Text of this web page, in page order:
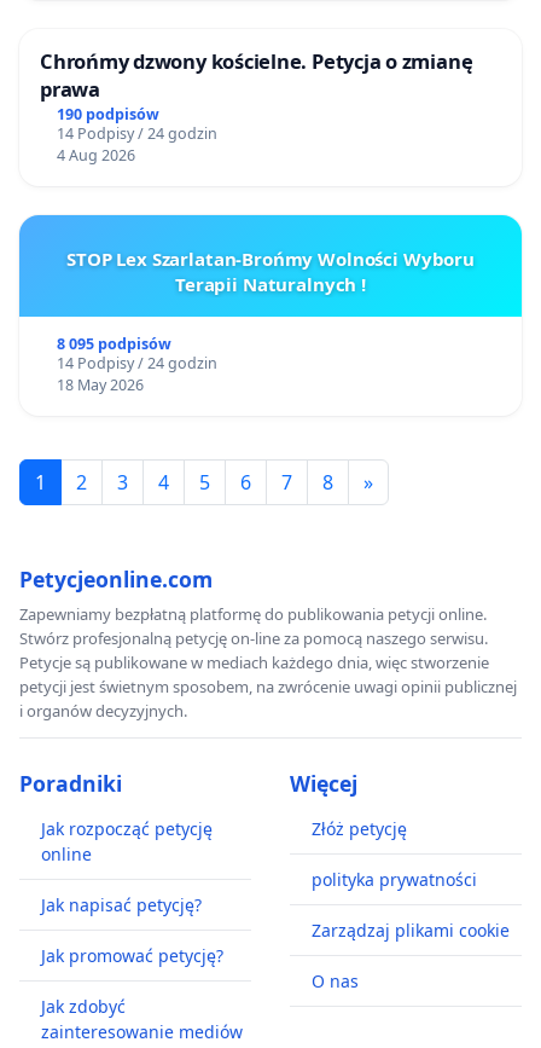
Chrońmy dzwony kościelne. Petycja o zmianę
prawa
190 podpisów
14 Podpisy / 24 godzin
4 Aug 2026
STOP Lex Szarlatan-Brońmy Wolności Wyboru
Terapii Naturalnych !
8 095 podpisów
14 Podpisy / 24 godzin
18 May 2026
1 2 3 4 5 6 7 8 »
Petycjeonline.com
Zapewniamy bezpłatną platformę do publikowania petycji online.
Stwórz profesjonalną petycję on-line za pomocą naszego serwisu.
Petycje są publikowane w mediach każdego dnia, więc stworzenie
petycji jest świetnym sposobem, na zwrócenie uwagi opinii publicznej
i organów decyzyjnych.
Poradniki
Jak rozpocząć petycję
online
Jak napisać petycję?
Jak promować petycję?
Jak zdobyć
zainteresowanie mediów
Więcej
Złóż petycję
polityka prywatności
Zarządzaj plikami cookie
O nas